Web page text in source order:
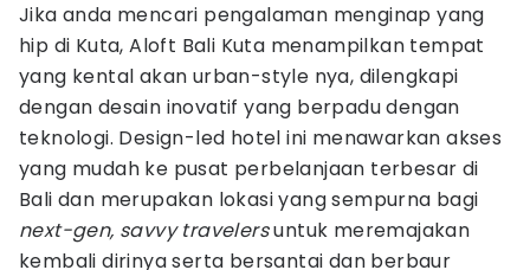
Jika anda mencari pengalaman menginap yang
hip di Kuta, Aloft Bali Kuta menampilkan tempat
yang kental akan urban-style nya, dilengkapi
dengan desain inovatif yang berpadu dengan
teknologi. Design-led hotel ini menawarkan akses
yang mudah ke pusat perbelanjaan terbesar di
Bali dan merupakan lokasi yang sempurna bagi
next-gen, savvy travelersuntuk meremajakan
kembali dirinya serta bersantai dan berbaur